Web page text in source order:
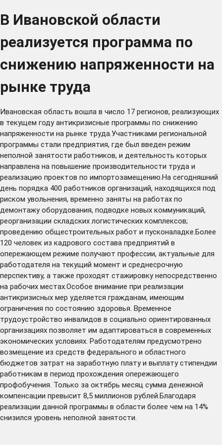
В Ивановской области
реализуется программа по
снижению напряженности на
рынке труда
Ивановская область вошла в число 17 регионов, реализующих
в текущем году антикризисные программы по снижению
напряженности на рынке труда.Участниками региональной
программы стали предприятия, где был введен режим
неполной занятости работников, и деятельность которых
направлена на повышение производительности труда и
реализацию проектов по импортозамещению.На сегодняшний
день порядка 400 работников организаций, находящихся под
риском увольнения, временно заняты на работах по
демонтажу оборудования, подводке новых коммуникаций,
реорганизации складских логистических комплексов;
проведению общестроительных работ и пусконаладке.Более
120 человек из кадрового состава предприятий в
опережающем режиме получают профессии, актуальные для
работодателя на текущий момент и среднесрочную
перспективу, а также проходят стажировку непосредственно
на рабочих местах.Особое внимание при реализации
антикризисных мер уделяется гражданам, имеющим
ограничения по состоянию здоровья. Временное
трудоустройство инвалидов в социально ориентированных
организациях позволяет им адаптироваться в современных
экономических условиях. Работодателям предусмотрено
возмещение из средств федерального и областного
бюджетов затрат на заработную плату и выплату стипендии
работникам в период прохождения опережающего
профобучения. Только за октябрь месяц сумма денежной
компенсации превысит 8,5 миллионов рублей.Благодаря
реализации данной программы в области более чем на 14%
снизился уровень неполной занятости.